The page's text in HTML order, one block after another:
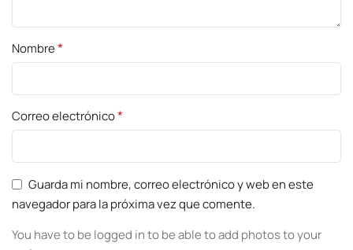
Nombre*
Correo electrónico*
Guarda mi nombre, correo electrónico y web en este
navegador para la próxima vez que comente.
You have to be logged in to be able to add photos to your